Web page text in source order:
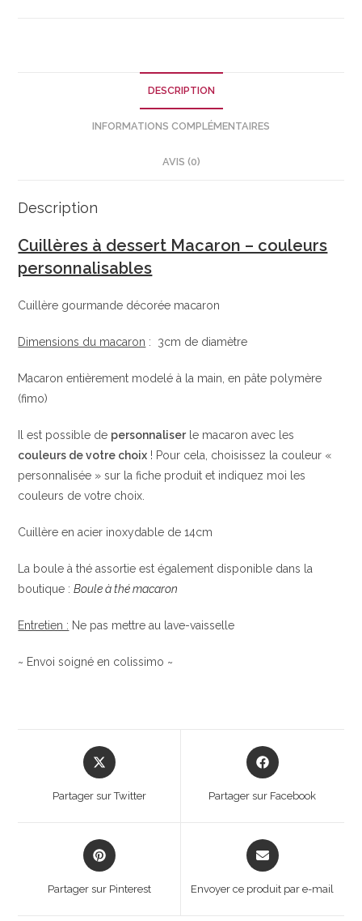
DESCRIPTION
INFORMATIONS COMPLÉMENTAIRES
AVIS (0)
Description
Cuillères à dessert Macaron – couleurs
personnalisables
Cuillère gourmande décorée macaron
Dimensions du macaron : 3cm de diamètre
Macaron entièrement modelé à la main, en pâte polymère
(fimo)
Il est possible de personnaliserle macaron avec les
couleurs de votre choix ! Pour cela, choisissez la couleur «
personnalisée » sur la fiche produit et indiquez moi les
couleurs de votre choix.
Cuillère en acier inoxydable de 14cm
La boule à thé assortie est également disponible dans la
boutique :Boule à thé macaron
Entretien : Ne pas mettre au lave-vaisselle
~ Envoi soigné en colissimo ~
Opens
in
new
Partager sur Twitter
Opens
in
Partager sur Facebook
Opens
in
Partager sur Pinterest
Opens
in
new
Envoyer ce produit par e-mail